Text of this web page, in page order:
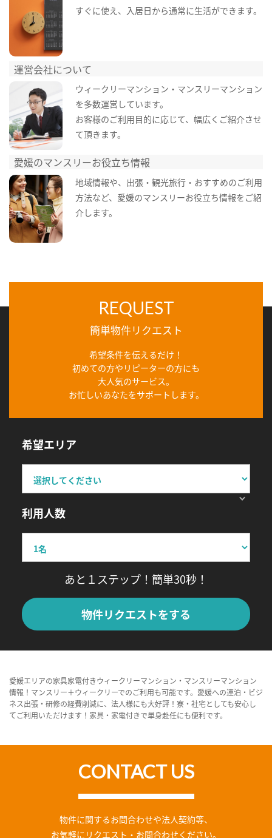
すぐに使え、入居日から通常に生活ができます。
運営会社について
ウィークリーマンション・マンスリーマンション
を多数運営しています。
お客様のご利用目的に応じて、幅広くご紹介させ
て頂きます。
愛媛のマンスリーお役立ち情報
地域情報や、出張・観光旅行・おすすめのご利用
方法など、愛媛のマンスリーお役立ち情報をご紹
介します。
REQUEST
簡単物件リクエスト
希望条件を伝えるだけ！
初めての方やリピーターの方にも
大人気のサービス。
お忙しいあなたをサポートします。
希望エリア
利用人数
あと１ステップ！簡単30秒！
物件リクエストをする
愛媛エリアの家具家電付きウィークリーマンション・マンスリーマンション
情報！マンスリー＋ウィークリーでのご利用も可能です。愛媛への連泊・ビジ
ネス出張・研修の経費削減に、法人様にも大好評！寮・社宅としても安心し
てご利用いただけます！家具・家電付きで単身赴任にも便利です。
CONTACT US
物件に関するお問合わせや法人契約等、
お気軽にリクエスト・お問合わせください。